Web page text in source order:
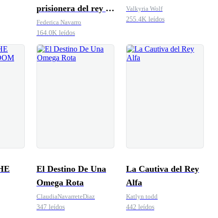
prisionera del rey de
los lobos
Federica Navarro
164.0K leídos
Valkyria Wolf
255.4K leídos
El Destino De Una
Omega Rota
ClaudiaNavarreteDiaz
347 leídos
La Cautiva del Rey
Alfa
Katlyn todd
442 leídos